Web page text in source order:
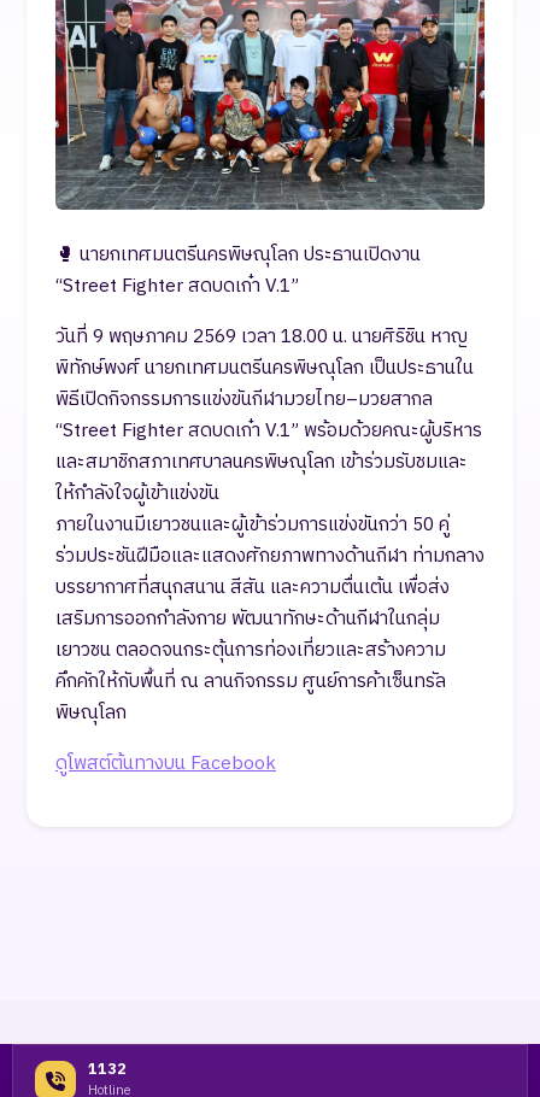
🥊 นายกเทศมนตรีนครพิษณุโลก ประธานเปิดงาน
“Street Fighter สดบดเก๋า V.1”
วันที่ 9 พฤษภาคม 2569 เวลา 18.00 น. นายศิริชิน หาญ
พิทักษ์พงศ์ นายกเทศมนตรีนครพิษณุโลก เป็นประธานใน
พิธีเปิดกิจกรรมการแข่งขันกีฬามวยไทย–มวยสากล
“Street Fighter สดบดเก๋า V.1” พร้อมด้วยคณะผู้บริหาร
และสมาชิกสภาเทศบาลนครพิษณุโลก เข้าร่วมรับชมและ
ให้กำลังใจผู้เข้าแข่งขัน
ภายในงานมีเยาวชนและผู้เข้าร่วมการแข่งขันกว่า 50 คู่
ร่วมประชันฝีมือและแสดงศักยภาพทางด้านกีฬา ท่ามกลาง
บรรยากาศที่สนุกสนาน สีสัน และความตื่นเต้น เพื่อส่ง
เสริมการออกกำลังกาย พัฒนาทักษะด้านกีฬาในกลุ่ม
เยาวชน ตลอดจนกระตุ้นการท่องเที่ยวและสร้างความ
คึกคักให้กับพื้นที่ ณ ลานกิจกรรม ศูนย์การค้าเซ็นทรัล
พิษณุโลก
ดูโพสต์ต้นทางบน Facebook
1132
Hotline